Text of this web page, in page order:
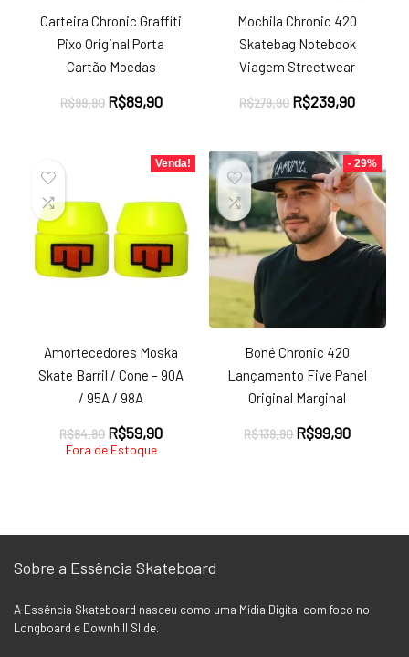
Carteira Chronic Graffiti
Pixo Original Porta
Cartão Moedas
R$99,90 O
R$99,90.
R$89,90O
é:
R$89,90.
Mochila Chronic 420
Skatebag Notebook
Viagem Streetwear
R$279,90 O
era:
R$279,90.
R$239,90O
é:
Venda!
Amortecedores Moska
Skate Barril / Cone – 90A
/ 95A / 98A
R$64,90 O
preço
R$59,90O
Fora de Estoque
- 29%
Boné Chronic 420
Lançamento Five Panel
Original Marginal
R$139,90 O
R$99,90O
Sobre a Essência Skateboard
A Essência Skateboard nasceu como uma Mídia Digital com foco no
Longboard e Downhill Slide.